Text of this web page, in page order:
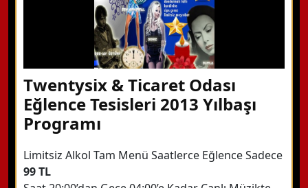
Twentysix & Ticaret Odası
Eğlence Tesisleri 2013 Yılbaşı
Programı
Limitsiz Alkol Tam Menü Saatlerce Eğlence Sadece
99 TL